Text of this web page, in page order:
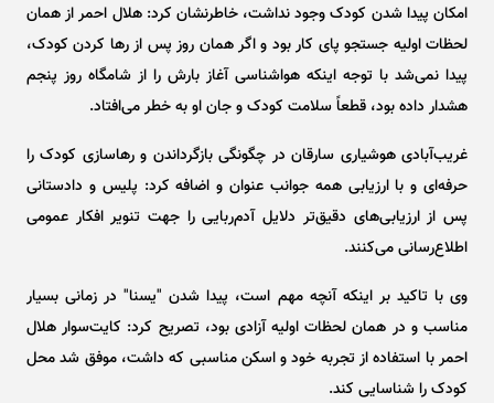
امکان پیدا شدن کودک وجود نداشت، خاطرنشان کرد: هلال احمر از همان
لحظات اولیه جستجو پای کار بود و اگر همان روز پس از رها کردن کودک،
پیدا نمی‌شد با توجه اینکه هواشناسی آغاز بارش را از شامگاه روز پنجم
هشدار داده بود، قطعاً سلامت کودک و جان او به خطر می‌افتاد.
غریب‌آبادی هوشیاری سارقان در چگونگی بازگرداندن و رهاسازی کودک را
حرفه‌ای و با ارزیابی همه جوانب عنوان و اضافه کرد: پلیس و دادستانی
پس از ارزیابی‌های دقیق‌تر دلایل آدم‌ربایی را جهت تنویر افکار عمومی
اطلاع‌رسانی می‌کنند.
وی با تاکید بر اینکه آنچه مهم است، پیدا شدن "یسنا" در زمانی بسیار
مناسب و در همان لحظات اولیه آزادی بود، تصریح کرد: کایت‌سوار هلال
احمر با استفاده از تجربه خود و اسکن مناسبی که داشت، موفق شد محل
کودک را شناسایی کند.